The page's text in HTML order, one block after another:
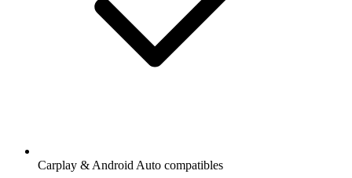
Carplay & Android Auto compatibles